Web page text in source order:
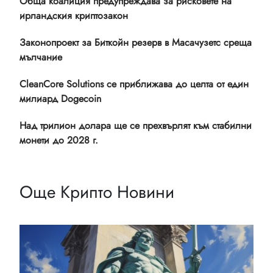
ирландския криптозакон
Законопроект за Биткойн резерв в Масачузетс среща
мълчание
CleanCore Solutions се приближава до целта от един
милиард Dogecoin
Над трилион долара ще се прехвърлят към стабилни
монети до 2028 г.
Още Крипто Новини